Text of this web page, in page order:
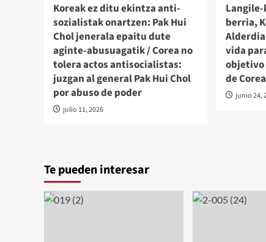
Koreak ez ditu ekintza anti-
sozialistak onartzen: Pak Hui
Chol jenerala epaitu dute
aginte-abusuagatik / Corea no
tolera actos antisocialistas:
juzgan al general Pak Hui Chol
por abuso de poder
julio 11, 2026
berria,
vida
objetivo
de Corea
junio 24,
Te pueden interesar